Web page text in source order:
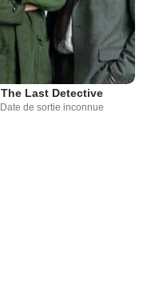
The Last Detective
Date de sortie inconnue